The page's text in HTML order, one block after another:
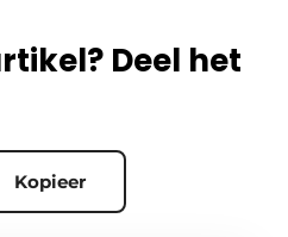
Deel het
Kopieer